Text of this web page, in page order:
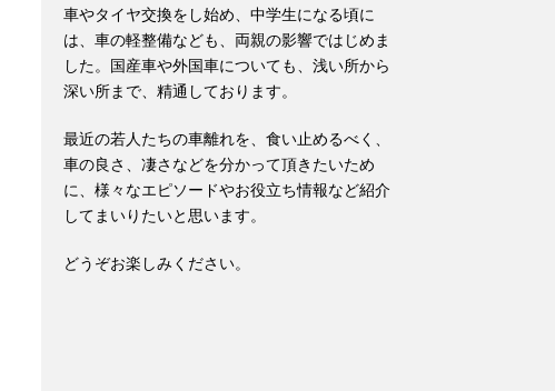
車やタイヤ交換をし始め、中学生になる頃に
は、車の軽整備なども、両親の影響ではじめま
した。国産車や外国車についても、浅い所から
深い所まで、精通しております。
最近の若人たちの車離れを、食い止めるべく、
車の良さ、凄さなどを分かって頂きたいため
に、様々なエピソードやお役立ち情報など紹介
してまいりたいと思います。
どうぞお楽しみください。